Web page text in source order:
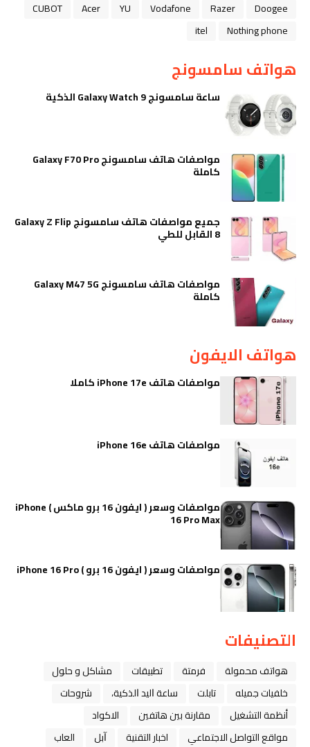
Doogee
Razer
Vodafone
YU
Acer
CUBOT
Nothing phone
itel
هواتف سامسونج
ساعة سامسونج Galaxy Watch 9 الذكية
مواصفات هاتف سامسونج Galaxy F70 Pro
كاملة
جميع مواصفات هاتف سامسونج Galaxy Z Flip
8 القابل للطي
مواصفات هاتف سامسونج Galaxy M47 5G
كاملة
هواتف الايفون
مواصفات هاتف iPhone 17e كاملا
مواصفات هاتف iPhone 16e
مواصفات وسعر ( ايفون 16 برو ماكس ) iPhone
16 Pro Max
مواصفات وسعر ( ايفون 16 برو ) iPhone 16 Pro
التصنيفات
هواتف محمولة فرمتة تطبيقات
مشاكل و حلول
خلفيات جميله
تابلت ﺳﺎﻋﺔ ﺍﻟﻴﺪ ﺍﻟﺬﻛﻴﺔ،
شروحات
أنظمة التشغيل
مقارنة بين هاتفين
الاكواد
مواقع التواصل الاجتماعي
اخبار التقنية ﺁﺑﻞ
العاب